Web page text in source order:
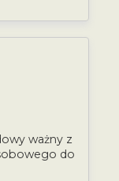
ważny z
do